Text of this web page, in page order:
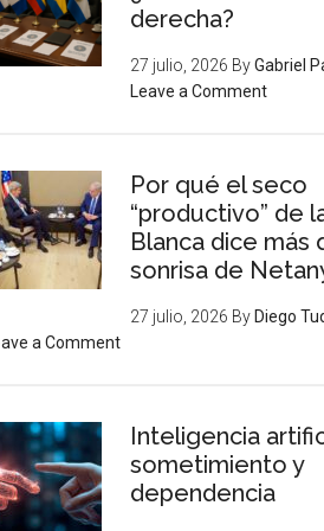
derecha?
27 julio, 2026 ByGabriel
Leave a Comment
Por qué el seco
“productivo” de
Blanca dice más
sonrisa de
27 julio, 2026 By Diego
a Comment
Inteligencia
sometimiento y
dependencia